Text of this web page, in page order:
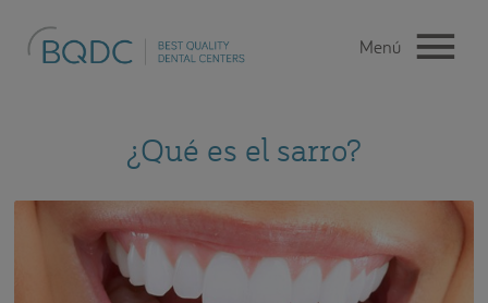
¿Qué es el sarro?